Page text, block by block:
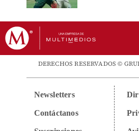
DERECHOS RESERVADOS ©
Newsletters
Contáctanos